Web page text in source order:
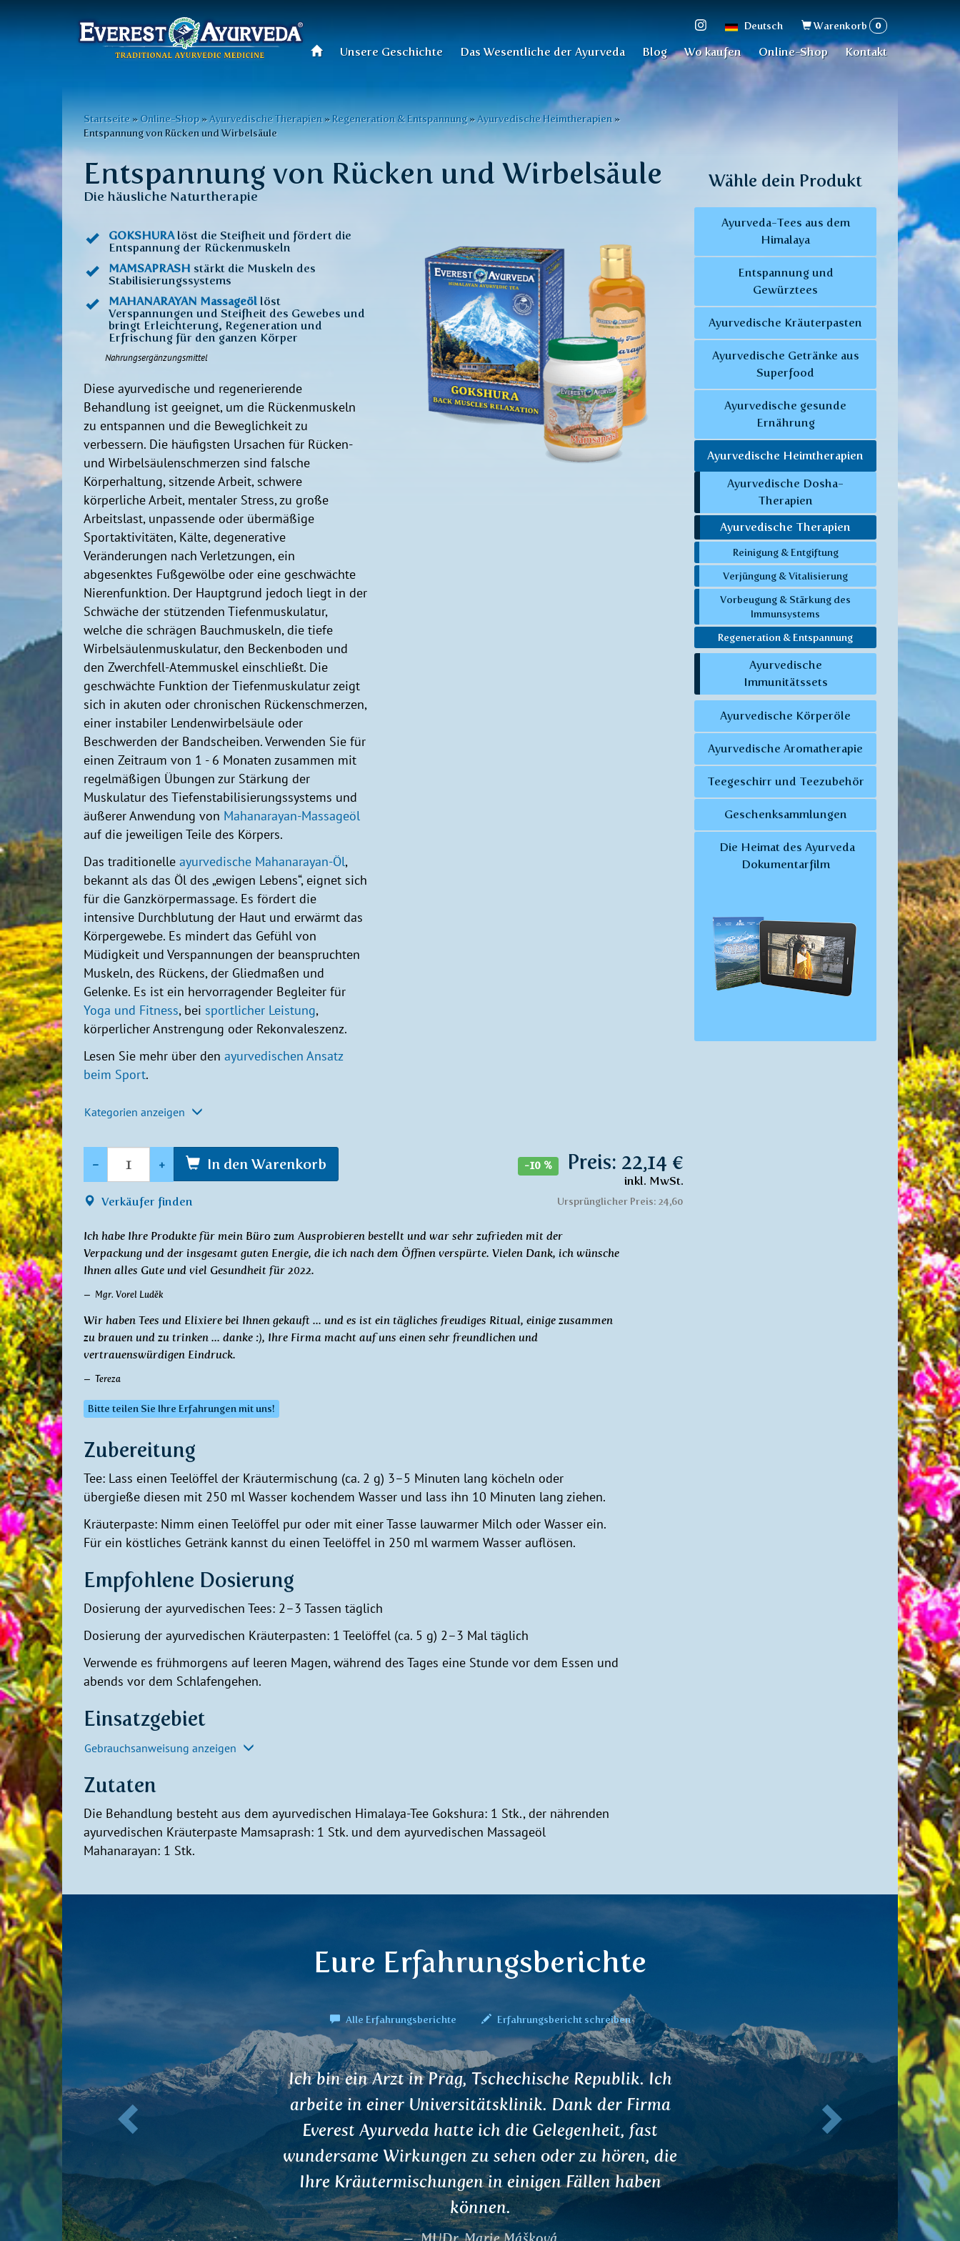
Deutsch Suchformular
Warenkorb 0
Hauptmenü
Unsere Geschichte Das Wesentliche der Ayurveda Blog Wo kaufen Online-Shop Kontakt
Sie
sind
hier
Startseite » Online-Shop » Ayurvedische Therapien » Regeneration & Entspannung » Ayurvedische Heimtherapien »
Entspannung von Rücken und Wirbelsäule
Entspannung von Rücken und Wirbelsäule
Die häusliche Naturtherapie
GOKSHURAlöst die Steifheit und fördert die
Entspannung der Rückenmuskeln
MAMSAPRASH stärkt die Muskeln des
Stabilisierungssystems
MAHANARAYAN Massageöl löst
Verspannungen und Steifheit des Gewebes und
bringt Erleichterung, Regeneration und
Erfrischung für den ganzen Körper
Nahrungsergänzungsmittel
Diese ayurvedische und regenerierende
Behandlung ist geeignet, um die Rückenmuskeln
zu entspannen und die Beweglichkeit zu
verbessern. Die häufigsten Ursachen für Rücken-
und Wirbelsäulenschmerzen sind falsche
Körperhaltung, sitzende Arbeit, schwere
körperliche Arbeit, mentaler Stress, zu große
Arbeitslast, unpassende oder übermäßige
Sportaktivitäten, Kälte, degenerative
Veränderungen nach Verletzungen, ein
abgesenktes Fußgewölbe oder eine geschwächte
Nierenfunktion. Der Hauptgrund jedoch liegt in der
Schwäche der stützenden Tiefenmuskulatur,
welche die schrägen Bauchmuskeln, die tiefe
Wirbelsäulenmuskulatur, den Beckenboden und
den Zwerchfell-Atemmuskel einschließt. Die
geschwächte Funktion der Tiefenmuskulatur zeigt
sich in akuten oder chronischen Rückenschmerzen,
einer instabiler Lendenwirbelsäule oder
Beschwerden der Bandscheiben. Verwenden Sie für
einen Zeitraum von 1 - 6 Monaten zusammen mit
regelmäßigen Übungen zur Stärkung der
Muskulatur des Tiefenstabilisierungssystems und
äußerer Anwendung von Mahanarayan-Massageöl
auf die jeweiligen Teile des Körpers.
Das traditionelle ayurvedische Mahanarayan-Öl,
bekannt als das Öl des „ewigen Lebens“, eignet sich
für die Ganzkörpermassage. Es fördert die
intensive Durchblutung der Haut und erwärmt das
Körpergewebe. Es mindert das Gefühl von
Müdigkeit und Verspannungen der beanspruchten
Muskeln, des Rückens, der Gliedmaßen und
Gelenke. Es ist ein hervorragender Begleiter für
Yoga und Fitness, bei sportlicher Leistung,
körperlicher Anstrengung oder Rekonvaleszenz.
Lesen Sie mehr über den ayurvedischen Ansatz
beim Sport.
Kategorien anzeigen
- + In den Warenkorb
Verkäufer finden
-10 % Preis: 22,14 €
inkl. MwSt.
Ursprünglicher Preis: 24,60
Ich habe Ihre Produkte für mein Büro zum Ausprobieren bestellt und war sehr zufrieden mit der
Verpackung und der insgesamt guten Energie, die ich nach dem Öffnen verspürte. Vielen Dank, ich wünsche
Ihnen alles Gute und viel Gesundheit für 2022.
Mgr. Vorel Luděk
Wir haben Tees und Elixiere bei Ihnen gekauft ... und es ist ein tägliches freudiges Ritual, einige zusammen
zu brauen und zu trinken ... danke :), Ihre Firma macht auf uns einen sehr freundlichen und
vertrauenswürdigen Eindruck.
Tereza
Bitte teilen Sie Ihre Erfahrungen mit uns!
Zubereitung
Tee: Lass einen Teelöffel der Kräutermischung (ca. 2 g) 3–5 Minuten lang köcheln oder
übergieße diesen mit 250 ml Wasser kochendem Wasser und lass ihn 10 Minuten lang ziehen.
Kräuterpaste: Nimm einen Teelöffel pur oder mit einer Tasse lauwarmer Milch oder Wasser ein.
Für ein köstliches Getränk kannst du einen Teelöffel in 250 ml warmem Wasser auflösen.
Empfohlene Dosierung
Dosierung der ayurvedischen Tees: 2–3 Tassen täglich
Dosierung der ayurvedischen Kräuterpasten: 1 Teelöffel (ca. 5 g) 2–3 Mal täglich
Verwende es frühmorgens auf leeren Magen, während des Tages eine Stunde vor dem Essen und
abends vor dem Schlafengehen.
Einsatzgebiet
Gebrauchsanweisung anzeigen
Zutaten
Die Behandlung besteht aus dem ayurvedischen Himalaya-Tee Gokshura: 1 Stk., der nährenden
ayurvedischen Kräuterpaste Mamsaprash: 1 Stk. und dem ayurvedischen Massageöl
Mahanarayan: 1 Stk.
Wähle dein Produkt
Ayurveda-Tees aus dem
Himalaya
Entspannung und
Gewürztees
Ayurvedische Kräuterpasten
Ayurvedische Getränke aus
Superfood
Ayurvedische gesunde
Ernährung
Ayurvedische Heimtherapien
Ayurvedische Dosha-
Therapien
Ayurvedische Therapien
Reinigung & Entgiftung
Verjüngung & Vitalisierung
Vorbeugung & Stärkung des
Immunsystems
Regeneration & Entspannung
Ayurvedische
Immunitätssets
Ayurvedische Körperöle
Ayurvedische Aromatherapie
Teegeschirr und Teezubehör
Geschenksammlungen
Die Heimat des Ayurveda
Dokumentarfilm
Eure Erfahrungsberichte
Alle Erfahrungsberichte Erfahrungsbericht schreiben
Hallo. Ich habe vor einem Monat angefangen, deine
Tees zu trinken, und ich fühle eine Veränderung. Ich
bin nicht mehr so nervös wie vorher und ich schwitze
auch weniger. Ich trinke deine Tees als Teil meiner
Wasseraufnahme, zwei Teesorten pro Tag, 4-5 Tassen.
Kovácsová Ildikó, Bratislava
Zurück Weiter